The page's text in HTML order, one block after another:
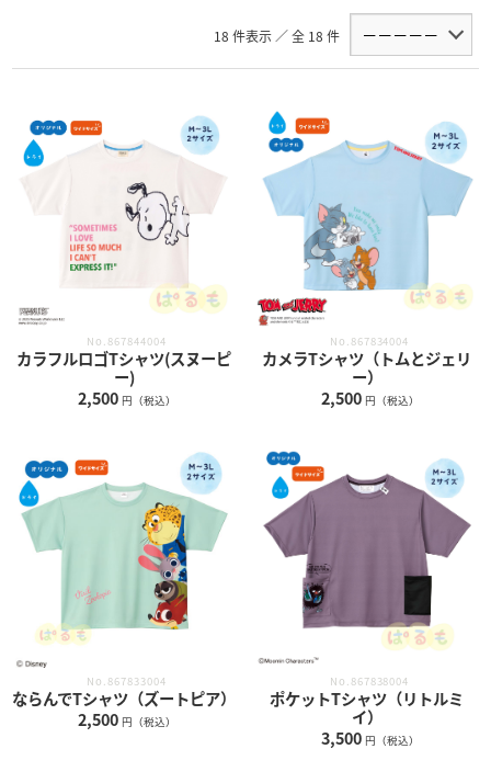
18 件表示 ／ 全 18 件
No.867844004
カラフルロゴTシャツ(スヌーピ
ー)
2,500 円（税込）
No.867834004
カメラTシャツ（トムとジェリ
ー）
2,500 円（税込）
No.867833004
ならんでTシャツ（ズートピア）
2,500 円（税込）
No.867838004
ポケットTシャツ（リトルミ
イ）
3,500 円（税込）